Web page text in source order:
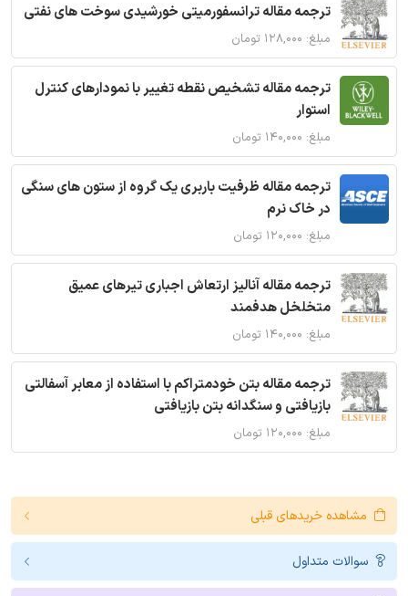
ترجمه مقاله ترانسفورمیتی خورشیدی سوخت های نفتی
مبلغ: ۱۲۸,۰۰۰ تومان
ترجمه مقاله تشخیص نقطه تغییر با نمودارهای کنترل
استوار
مبلغ: ۱۴۰,۰۰۰ تومان
ترجمه مقاله ظرفیت باربری یک گروه از ستون های سنگی
در خاک نرم
مبلغ: ۱۲۰,۰۰۰ تومان
ترجمه مقاله آنالیز ارتعاش اجباری تیرهای عمیق
متخلخل هدفمند
مبلغ: ۱۴۰,۰۰۰ تومان
ترجمه مقاله بتن خودمتراکم با استفاده از معابر آسفالتی
بازیافتی و سنگدانه بتن بازیافتی
مبلغ: ۱۲۰,۰۰۰ تومان
مشاهده خریدهای قبلی
سوالات متداول